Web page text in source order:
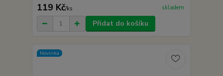
119 Kč/ks skladem
Přidat do košíku
Novinka